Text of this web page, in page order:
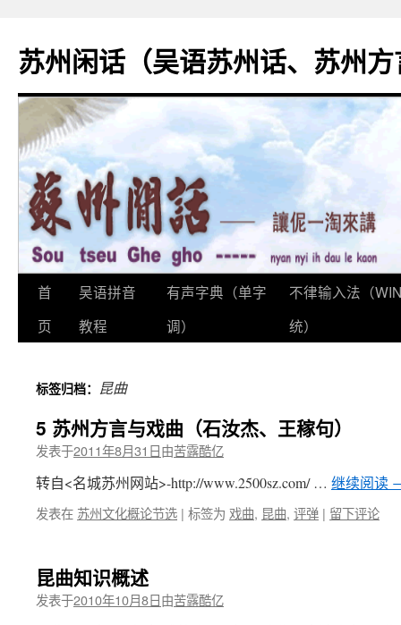
苏州闲话（吴语苏州话、苏州
跳
至
文
首
页
吴语拼音
教程
有声字典（单字
调）
不律输入法（
统）
标签归档： 昆曲
5 苏州方言与戏曲（石汝杰、王稼句）
发表于2011年8月31日由苦露酷亿
转自<名城苏州网站>-http://www.2500sz.com/ … 继续阅读
发表在 苏州文化概论节选 | 标签为 戏曲, 昆曲, 评弹 | 留下评论
昆曲知识概述
发表于2010年10月8日由苦露酷亿